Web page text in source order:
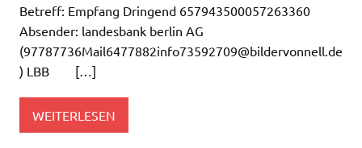
Betreff: Empfang Dringend 657943500057263360
Absender: landesbank berlin AG
(97787736Mail6477882info73592709@bildervonnell.de
) LBB […]
WEITERLESEN